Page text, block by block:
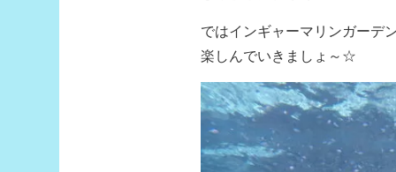
ではインギャーマリンガーデ
楽しんでいきましょ～☆